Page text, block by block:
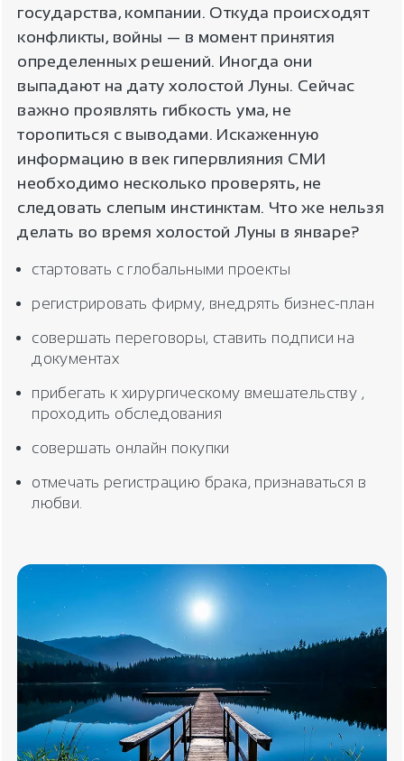
государства, компании. Откуда происходят
конфликты, войны — в момент принятия
определенных решений. Иногда они
выпадают на дату холостой Луны. Сейчас
важно проявлять гибкость ума, не
торопиться с выводами. Искаженную
информацию в век гипервлияния СМИ
необходимо несколько проверять, не
следовать слепым инстинктам. Что же нельзя
делать во время холостой Луны в январе?
стартовать с глобальными проекты
регистрировать фирму, внедрять бизнес-план
совершать переговоры, ставить подписи на
документах
прибегать к хирургическому вмешательству ,
проходить обследования
совершать онлайн покупки
отмечать регистрацию брака, признаваться в
любви.